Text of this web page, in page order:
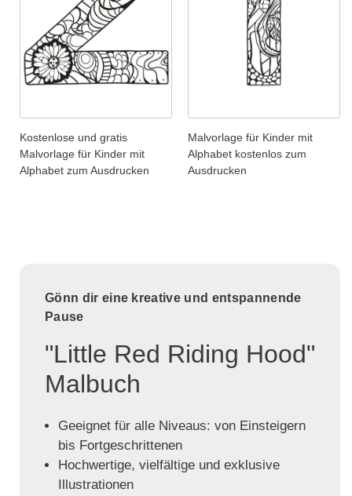
Kostenlose und gratis
Malvorlage für Kinder mit
Alphabet zum Ausdrucken
Malvorlage für Kinder mit
Alphabet kostenlos zum
Ausdrucken
Gönn dir eine kreative und entspannende
Pause
"Little Red Riding Hood"
Malbuch
Geeignet für alle Niveaus: von Einsteigern
bis Fortgeschrittenen
Hochwertige, vielfältige und exklusive
Illustrationen